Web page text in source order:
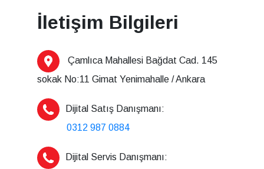
İletişim Bilgileri
Çamlıca Mahallesi Bağdat Cad. 145
sokak No:11 Gimat Yenimahalle / Ankara
Dijital Satış Danışmanı:
0312 987 0884
Dijital Servis Danışmanı: